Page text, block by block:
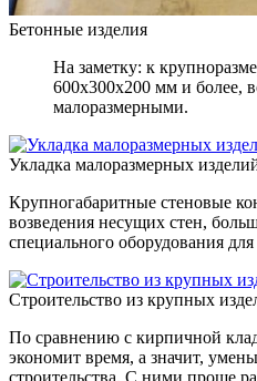
Бетонные изделия
На заметку: к
600х300х200 мм и более,
малоразмерными.
Укладка малоразмерных
Крупногабаритные стеновые
возведения несущих стен,
специального оборудования
Строительство из крупных
По сравнению с кирпичной
экономит время, а значит,
строительства. С ними проще